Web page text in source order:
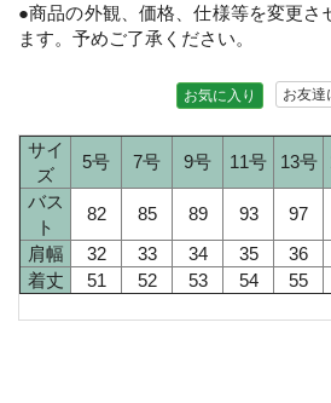
●商品の外観、価格、仕様等を変更さ
ます。予めご了承ください。
お友達
お気に入り
サイ
ズ
5号 7号 9号 11号 13号
バス
ト
82 85 89 93 97
肩幅
32 33 34 35 36
着丈
51 52 53 54 55